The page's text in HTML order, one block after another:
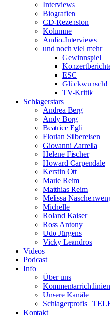
Interviews
Biografien
CD-Rezension
Kolumne
Audio-Interviews
und noch viel mehr
Gewinnspiel
ESC
Glückwunsch!
TV-Kritik
Schlagerstars
Andrea Berg
Andy Borg
Beatrice Egli
Florian Silbereisen
Giovanni Zarrella
Helene Fischer
Howard Carpendale
Kerstin Ott
Marie Reim
Matthias Reim
Melissa
Michelle
Roland Kaiser
Ross Antony
Udo Jürgens
Vicky Leandros
Videos
Podcast
Info
Über uns
Kommentarrichtlinien
Unsere Kanäle
Schlagerprofis |
Kontakt